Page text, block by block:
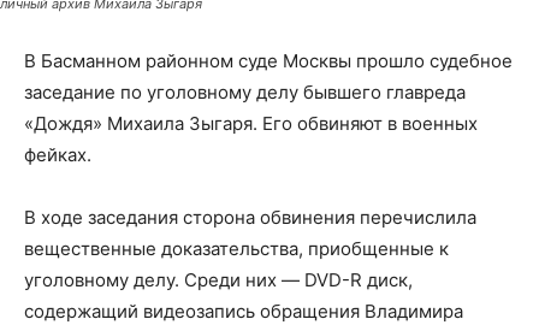
личный архив Михаила Зыгаря
В Басманном районном суде Москвы прошло судебное
заседание по уголовному делу бывшего главреда
«Дождя» Михаила Зыгаря. Его обвиняют в военных
фейках.
В ходе заседания сторона обвинения перечислила
вещественные доказательства, приобщенные к
уголовному делу. Среди них — DVD-R диск,
содержащий видеозапись обращения Владимира